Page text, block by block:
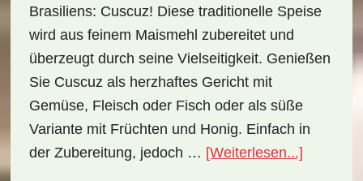
Brasiliens: Cuscuz! Diese traditionelle Speise
wird aus feinem Maismehl zubereitet und
überzeugt durch seine Vielseitigkeit. Genießen
Sie Cuscuz als herzhaftes Gericht mit
Gemüse, Fleisch oder Fisch oder als süße
Variante mit Früchten und Honig. Einfach in
der Zubereitung, jedoch … [Weiterlesen...]